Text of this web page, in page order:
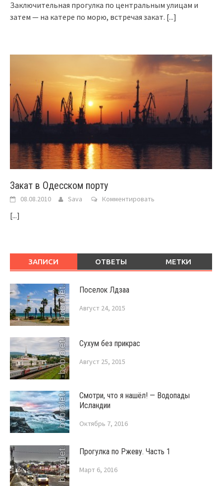
Заключительная прогулка по центральным улицам и
затем — на катере по морю, встречая закат. [...]
Закат в Одесском порту
08.08.2010 Sava Комментировать
[...]
ЗАПИСИ ОТВЕТЫ МЕТКИ
Поселок Лдзаа
Август 24, 2015
Сухум без прикрас
Август 25, 2015
Смотри, что я нашёл! — Водопады
Исландии
Октябрь 7, 2016
Прогулка по Ржеву. Часть 1
Март 6, 2016